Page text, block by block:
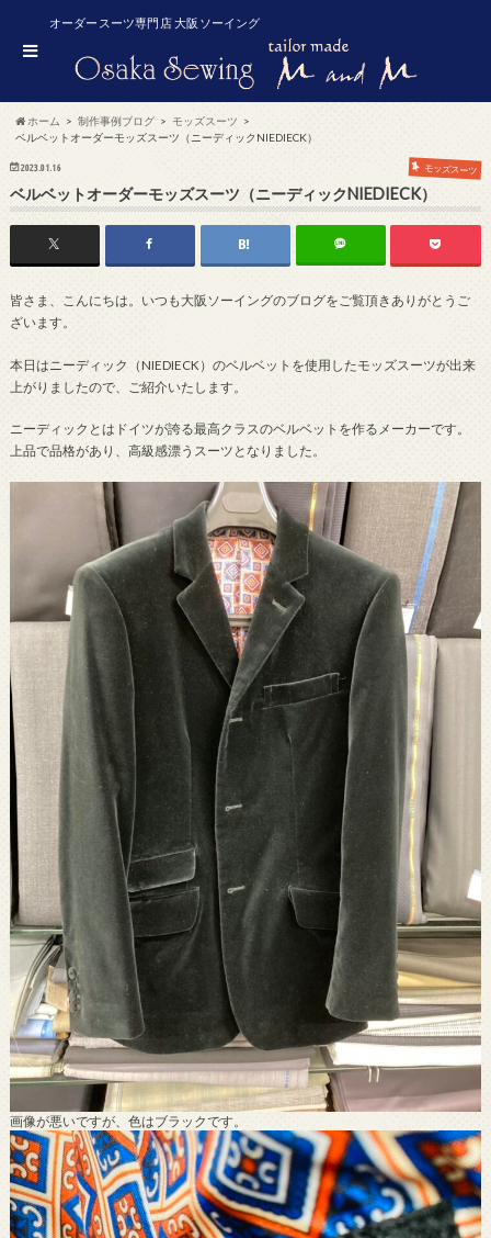
オーダースーツ専門店 大阪ソーイング
ホーム 制作事例ブログ
モッズスーツ
ベルベットオーダーモッズスーツ（ニーディックNIEDIECK）
2023.01.16 モッズスーツ
ベルベットオーダーモッズスーツ（ニーディックNIEDIECK）
皆さま、こんにちは。いつも大阪ソーイングのブログをご覧頂きありがとうご
ざいます。
本日はニーディック（NIEDIECK）のベルベットを使用したモッズスーツが出来
上がりましたので、ご紹介いたします。
ニーディックとはドイツが誇る最高クラスのベルベットを作るメーカーです。
上品で品格があり、高級感漂うスーツとなりました。
画像が悪いですが、色はブラックです。